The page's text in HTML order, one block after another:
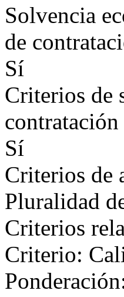
Solvencia
de
Sí
Criterios de
contratación
Sí
Criterios de
Pluralidad
Criterios
Criterio: